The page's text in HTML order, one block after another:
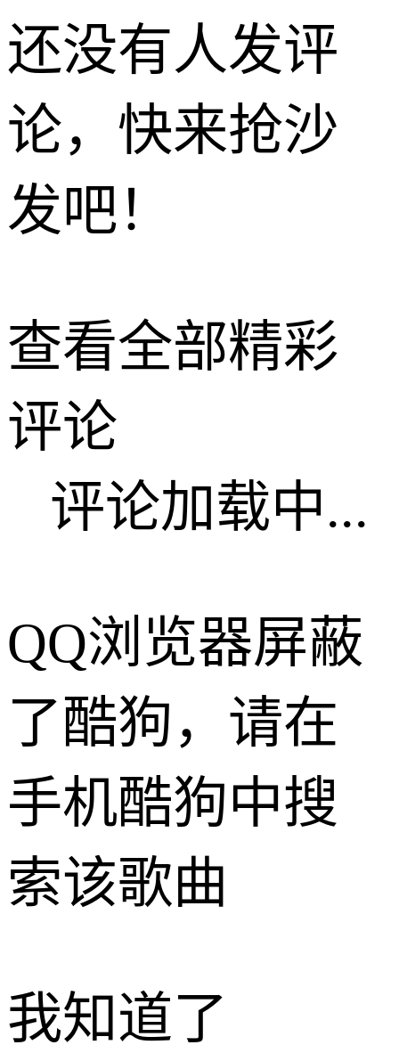
还没有人发评
论，快来抢沙
发吧！
查看全部精彩
评论
评论加载中...
QQ浏览器屏蔽
了酷狗，请在
手机酷狗中搜
索该歌曲
我知道了